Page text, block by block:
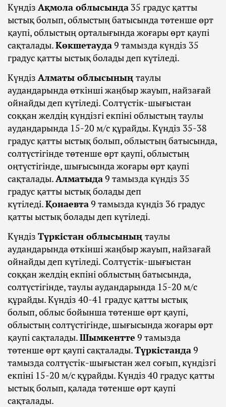
Күндіз Ақмола облысында 35 градус қатты
ыстық болып, облыстың батысында төтенше өрт
қаупі, облыстың орталығында жоғары өрт қаупі
сақталады.Көкшетауда9 тамызда күндіз 35
градус қатты ыстық болады деп күтіледі.
Күндіз Алматы облысының таулы
аудандарында өткінші жаңбыр жауып, найзағай
ойнайды деп күтіледі. Солтүстік-шығыстан
соққан желдің күндізгі екпіні облыстың таулы
аудандарында 15-20 м/с құрайды. Күндіз 35-38
градус қатты ыстық болып, облыстың батысында,
солтүстігінде төтенше өрт қаупі, облыстың
оңтүстігінде, шығысында жоғары өрт қаупі
сақталады.Алматыда9 тамызда күндіз 35
градус қатты ыстық болады деп
күтіледі.Қонаевта9 тамызда күндіз 36 градус
қатты ыстық болады деп күтіледі.
Күндіз Түркістан облысының таулы
аудандарында өткінші жаңбыр жауып, найзағай
ойнайды деп күтіледі. Солтүстік-шығыстан
соққан желдің екпіні облыстың батысында,
солтүстігінде, таулы аудандарында 15-20 м/с
құрайды. Күндіз 40-41 градус қатты ыстық
болып, облыс бойынша төтенше өрт қаупі,
облыстың солтүстігінде, шығысында жоғары өрт
қаупі сақталады.Шымкентте 9 тамызда
төтенше өрт қаупі сақталады.Түркістанда9
тамызда солтүстік-шығыстан жел соғып, күндізгі
екпіні 15-20 м/с құрайды. Күндіз 40 градус қатты
ыстық болып, қалада төтенше өрт қаупі
сақталады.